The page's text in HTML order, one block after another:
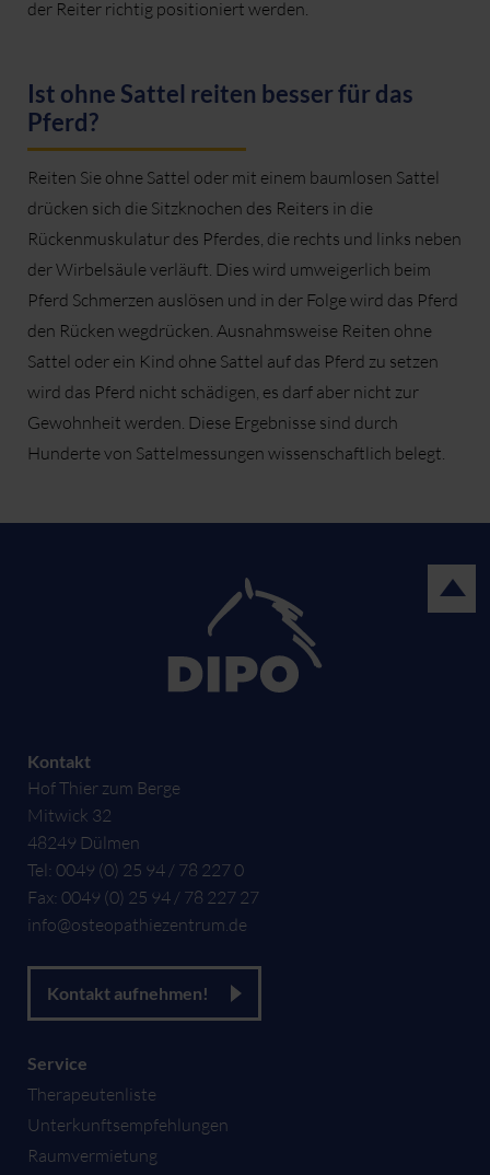
der Reiter richtig positioniert werden.
Ist ohne Sattel reiten besser für das
Pferd?
Reiten Sie ohne Sattel oder mit einem baumlosen Sattel
drücken sich die Sitzknochen des Reiters in die
Rückenmuskulatur des Pferdes, die rechts und links neben
der Wirbelsäule verläuft. Dies wird umweigerlich beim
Pferd Schmerzen auslösen und in der Folge wird das Pferd
den Rücken wegdrücken. Ausnahmsweise Reiten ohne
Sattel oder ein Kind ohne Sattel auf das Pferd zu setzen
wird das Pferd nicht schädigen, es darf aber nicht zur
Gewohnheit werden. Diese Ergebnisse sind durch
Hunderte von Sattelmessungen wissenschaftlich belegt.
Kontakt
Hof Thier zum Berge
Mitwick 32
48249 Dülmen
Tel: 0049 (0) 25 94 / 78 227 0
Fax: 0049 (0) 25 94 / 78 227 27
info@osteopathiezentrum.de
Kontakt aufnehmen!
Service
Therapeutenliste
Unterkunftsempfehlungen
Raumvermietung